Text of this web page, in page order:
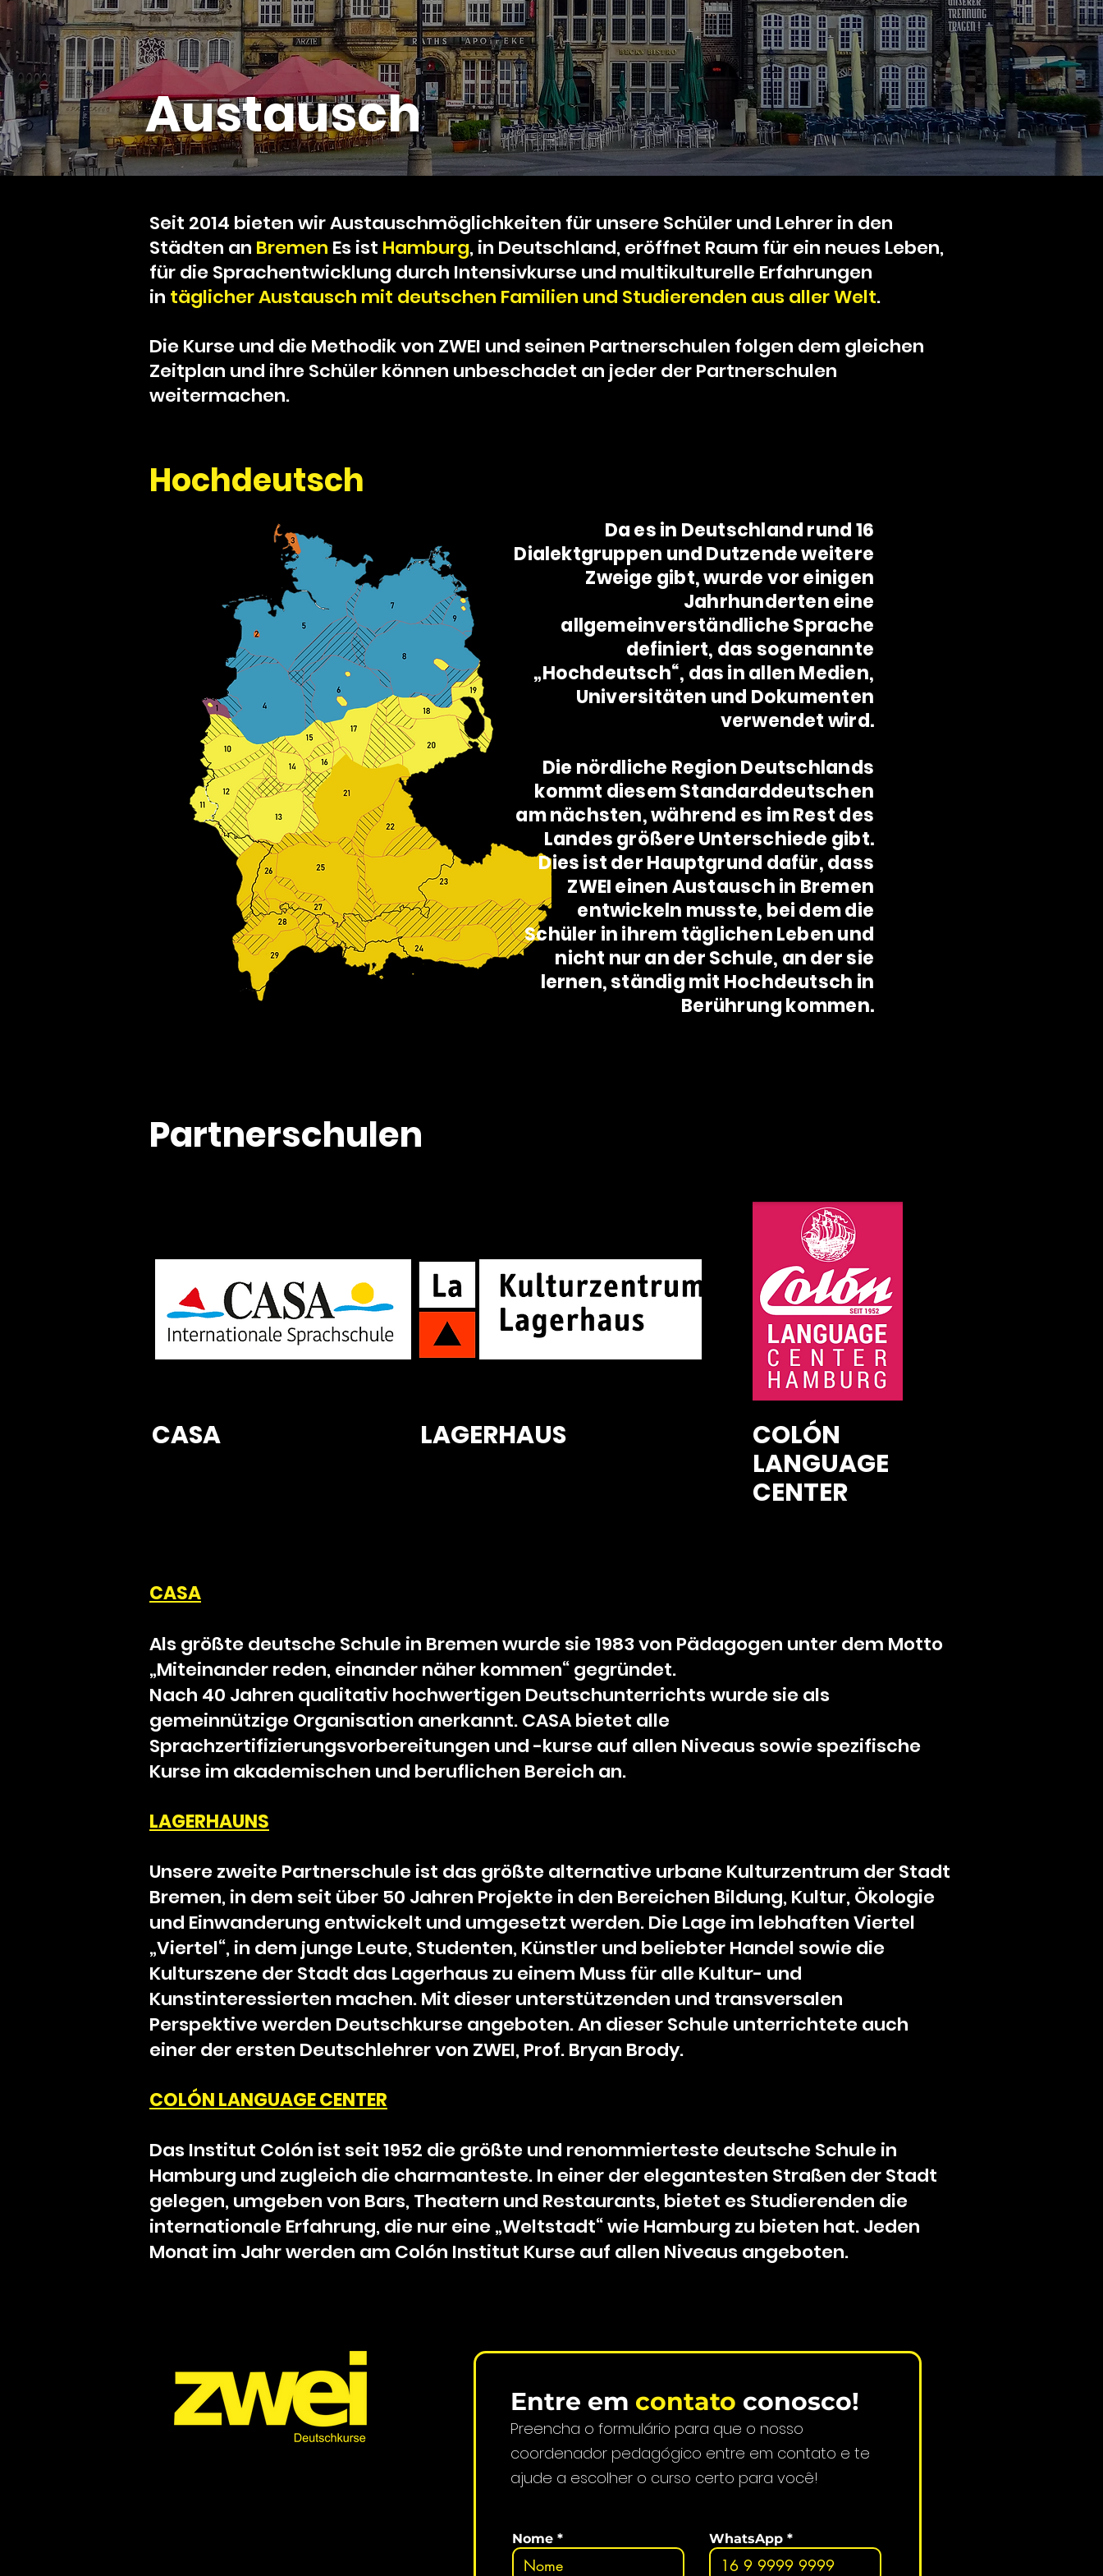
Austausch
Seit 2014 bieten wir Austauschmöglichkeiten für unsere Schüler und Lehrer in den
Städten an Bremen Es ist Hamburg, in Deutschland, eröffnet Raum für ein neues Leben,
für die Sprachentwicklung durch Intensivkurse und multikulturelle Erfahrungen
in täglicher Austausch mit deutschen Familien und Studierenden aus aller Welt.
Die Kurse und die Methodik von ZWEI und seinen Partnerschulen folgen dem gleichen
Zeitplan und ihre Schüler können unbeschadet an jeder der Partnerschulen
weitermachen.
Hochdeutsch
Da es in Deutschland rund 16
Dialektgruppen und Dutzende weitere
Zweige gibt, wurde vor einigen
Jahrhunderten eine
allgemeinverständliche Sprache
definiert, das sogenannte
„Hochdeutsch“, das in allen Medien,
Universitäten und Dokumenten
verwendet wird.
Die nördliche Region Deutschlands
kommt diesem Standarddeutschen
am nächsten, während es im Rest des
Landes größere Unterschiede gibt.
Dies ist der Hauptgrund dafür, dass
ZWEI einen Austausch in Bremen
entwickeln musste, bei dem die
Schüler in ihrem täglichen Leben und
nicht nur an der Schule, an der sie
lernen, ständig mit Hochdeutsch in
Berührung kommen.
Partnerschulen
CASA LAGERHAUS
COLÓN
LANGUAGE
CENTER
CASA
Als größte deutsche Schule in Bremen wurde sie 1983 von Pädagogen unter dem Motto
„Miteinander reden, einander näher kommen“ gegründet.
Nach 40 Jahren qualitativ hochwertigen Deutschunterrichts wurde sie als
gemeinnützige Organisation anerkannt. CASA bietet alle
Sprachzertifizierungsvorbereitungen und -kurse auf allen Niveaus sowie spezifische
Kurse im akademischen und beruflichen Bereich an.
LAGERHAUNS
Unsere zweite Partnerschule ist das größte alternative urbane Kulturzentrum der Stadt
Bremen, in dem seit über 50 Jahren Projekte in den Bereichen Bildung, Kultur, Ökologie
und Einwanderung entwickelt und umgesetzt werden. Die Lage im lebhaften Viertel
„Viertel“, in dem junge Leute, Studenten, Künstler und beliebter Handel sowie die
Kulturszene der Stadt das Lagerhaus zu einem Muss für alle Kultur- und
Kunstinteressierten machen. Mit dieser unterstützenden und transversalen
Perspektive werden Deutschkurse angeboten. An dieser Schule unterrichtete auch
einer der ersten Deutschlehrer von ZWEI, Prof. Bryan Brody.
COLÓN LANGUAGE CENTER
Das Institut Colón ist seit 1952 die größte und renommierteste deutsche Schule in
Hamburg und zugleich die charmanteste. In einer der elegantesten Straßen der Stadt
gelegen, umgeben von Bars, Theatern und Restaurants, bietet es Studierenden die
internationale Erfahrung, die nur eine „Weltstadt“ wie Hamburg zu bieten hat. Jeden
Monat im Jahr werden am Colón Institut Kurse auf allen Niveaus angeboten.
Entre em contato conosco!
Preencha o formulário para que o nosso
coordenador pedagógico entre em contato e te
ajude a escolher o curso certo para você!
Nome WhatsApp